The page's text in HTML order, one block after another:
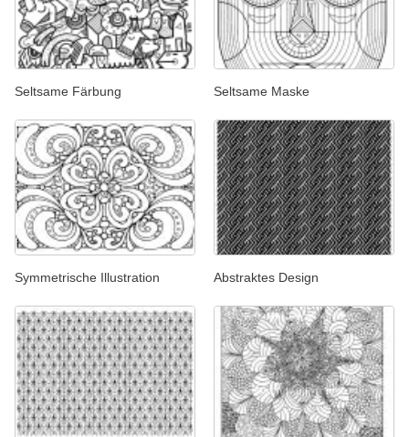
Seltsame Färbung Seltsame Maske
Symmetrische Illustration Abstraktes Design